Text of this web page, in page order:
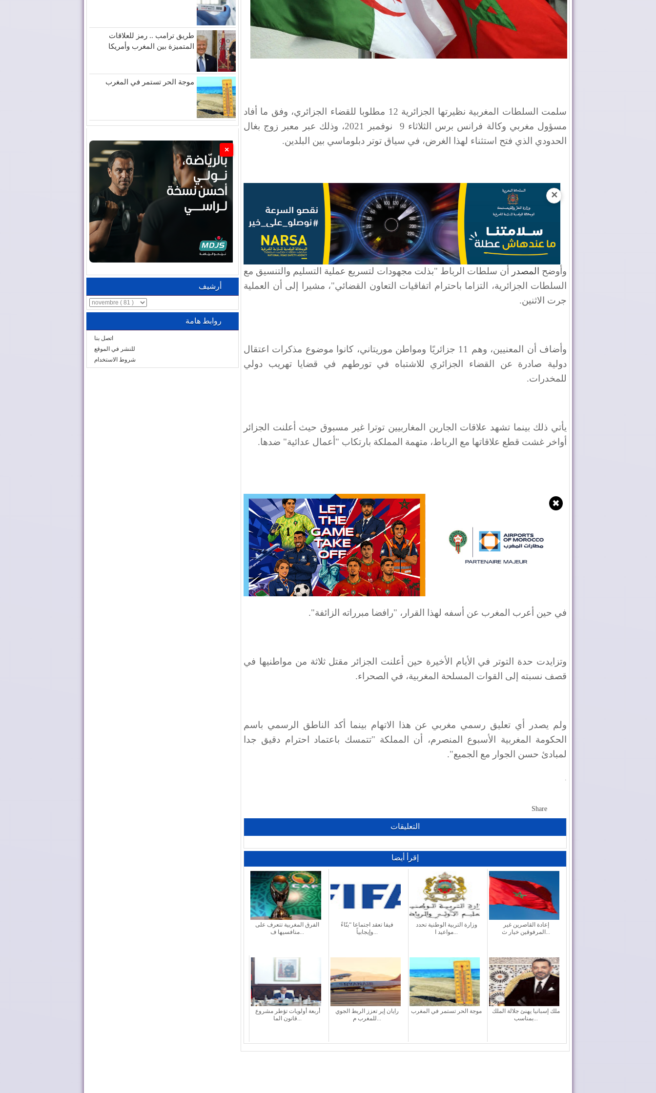
سلمت السلطات المغربية نظيرتها الجزائرية 12 مطلوبا للقضاء الجزائري، وفق ما أفاد
مسؤول مغربي وكالة فرانس برس الثلاثاء 9
نوفمبر 2021، وذلك عبر معبر زوج بغال
الحدودي الذي فتح استثناء لهذا الغرض، في سياق توتر دبلوماسي بين البلدين.
✕
وأوضح المصدر
أن سلطات الرباط "بذلت مجهودات لتسريع عملية التسليم والتنسيق مع
السلطات الجزائرية، التزاما باحترام اتفاقيات التعاون القضائي"، مشيرا إلى أن العملية
جرت الاثنين.
وأضاف أن المعنيين، وهم 11 جزائريًا ومواطن موريتاني، كانوا موضوع مذكرات اعتقال
دولية صادرة عن القضاء الجزائري للاشتباه في تورطهم في قضايا تهريب دولي
للمخدرات.
يأتي ذلك بينما تشهد علاقات الجارين المغاربيين توترا غير مسبوق حيث أعلنت الجزائر
أواخر غشت قطع علاقاتها مع الرباط، متهمة المملكة بارتكاب "أعمال عدائية" ضدها.
✖
في حين أعرب المغرب عن أسفه لهذا القرار، "رافضا مبرراته الزائفة".
وتزايدت حدة التوتر في الأيام الأخيرة حين أعلنت الجزائر مقتل ثلاثة من مواطنيها في
قصف نسبته إلى القوات المسلحة المغربية، في الصحراء.
ولم يصدر أي تعليق رسمي مغربي عن هذا الاتهام بينما أكد الناطق الرسمي باسم
الحكومة المغربية الأسبوع المنصرم، أن المملكة "تتمسك باعتماد احترام دقيق جدا
لمبادئ حسن الجوار مع الجميع".
.
Share
التعليقات
إقرأ أيضا
الفرق المغربية تتعرف على
منافسيها ف...
فيفا تعقد اجتماعا “بنّاءً
وإيجابياً...
وزارة التربية الوطنية تحدد
مواعيد ا...
إعادة القاصرين غير
المرفوقين خيار ث...
أربعة أولويات تؤطر مشروع
قانون الما...
رايان إير تعزز الربط الجوي
للمغرب م...
موجة الحر تستمر في المغرب
ملك إسبانيا يهنئ جلالة الملك
بمناسب...
طريق ترامب .. رمز للعلاقات
المتميزة بين المغرب وأمريكا
موجة الحر تستمر في المغرب
×
أرشيف
روابط هامة
اتصل بنا
للنشر في الموقع
شروط الاستخدام